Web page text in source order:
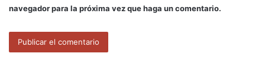
navegador para la próxima vez que haga un comentario.